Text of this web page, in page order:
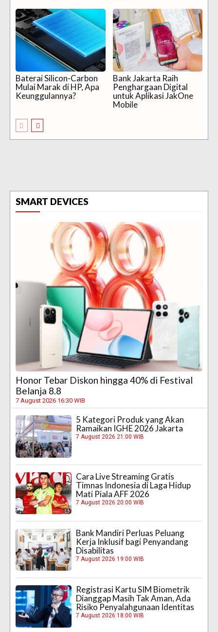
Baterai Silicon-Carbon
Mulai Marak di HP, Apa
Keunggulannya?
Bank Jakarta Raih
Penghargaan Digital
untuk Aplikasi JakOne
Mobile
SMART DEVICES
Honor Tebar Diskon hingga 40% di Festival
Belanja 8.8
7 August 2026 16:30 WIB
5 Kategori Produk yang Akan
Ramaikan IGHE 2026 Jakarta
7 August 2026 21:00 WIB
Cara Live Streaming Gratis
Timnas Indonesia di Laga Hidup
Mati Piala AFF 2026
7 August 2026 20:00 WIB
Bank Mandiri Perluas Peluang
Kerja Inklusif bagi Penyandang
Disabilitas
7 August 2026 19:00 WIB
Registrasi Kartu SIM Biometrik
Dianggap Masih Tak Aman, Ada
Risiko Penyalahgunaan Identitas
7 August 2026 18:00 WIB